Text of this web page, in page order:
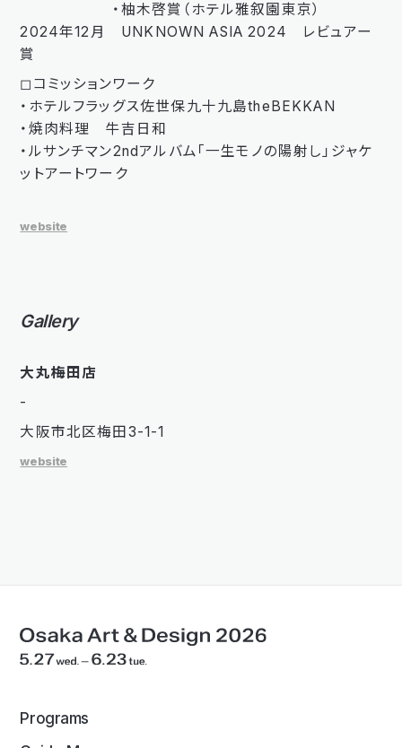
・柚木啓賞（ホテル雅叙園東京）
2024年12月 UNKNOWN ASIA 2024 レビュアー
賞
◻︎コミッションワーク
・ホテルフラッグス佐世保九十九島theBEKKAN
・焼肉料理 牛吉日和
・ルサンチマン2ndアルバム「一生モノの陽射し」ジャケ
ットアートワーク
website
Gallery
大丸梅田店
-
大阪市北区梅田3-1-1
website
Programs